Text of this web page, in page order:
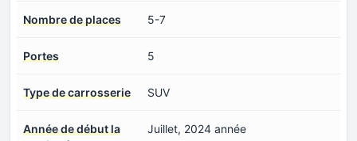
Nombre de places 5-7
Portes 5
Type de carrosserie SUV
Année de début la
Juillet, 2024 année